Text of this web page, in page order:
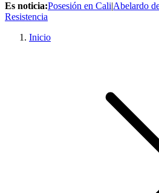
Es noticia:Posesión en Cali|Abelardo
Resistencia
Inicio